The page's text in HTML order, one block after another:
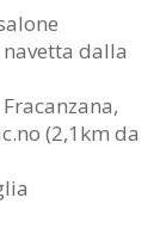
dalla
(2,1km da